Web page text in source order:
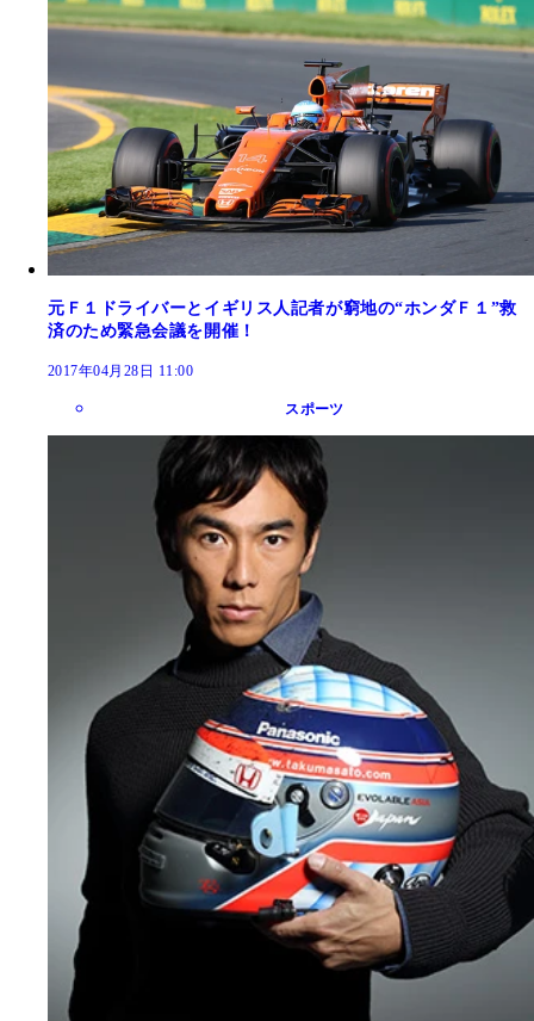
元Ｆ１ドライバーとイギリス人記者が窮地の“ホンダＦ１”救
済のため緊急会議を開催！
2017年04月28日 11:00
スポーツ